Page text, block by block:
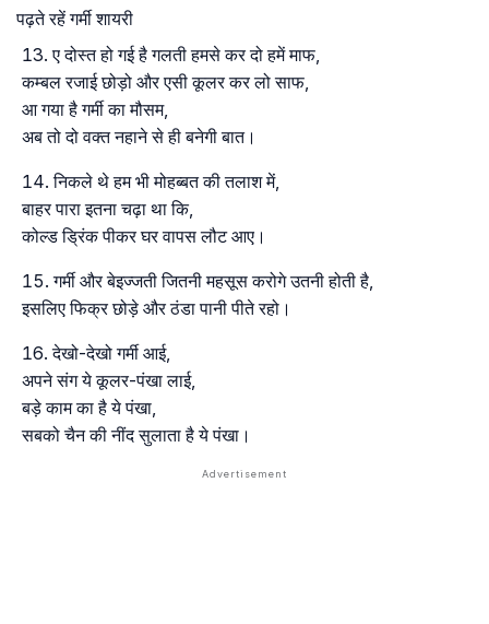
पढ़ते रहें गर्मी शायरी
ए दोस्त हो गई है गलती हमसे कर दो हमें माफ,
कम्बल रजाई छोड़ो और एसी कूलर कर लो साफ,
आ गया है गर्मी का मौसम,
अब तो दो वक्त नहाने से ही बनेगी बात।
निकले थे हम भी मोहब्बत की तलाश में,
बाहर पारा इतना चढ़ा था कि,
कोल्ड ड्रिंक पीकर घर वापस लौट आए।
गर्मी और बेइज्जती जितनी महसूस करोगे उतनी होती है,
इसलिए फिक्र छोड़े और ठंडा पानी पीते रहो।
देखो-देखो गर्मी आई,
अपने संग ये कूलर-पंखा लाई,
बड़े काम का है ये पंखा,
सबको चैन की नींद सुलाता है ये पंखा।